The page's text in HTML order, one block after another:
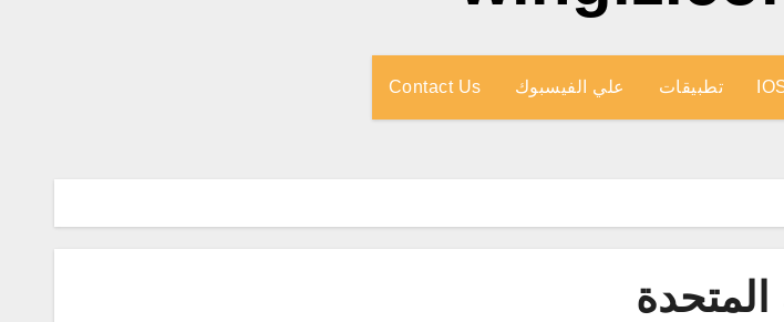
تطبيقات علي الفيسبوك Contact Us